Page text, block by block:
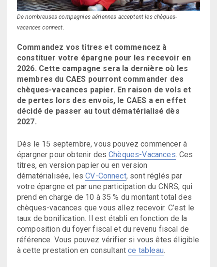
De nombreuses compagnies aériennes acceptent les chèques-
vacances connect.
Commandez vos titres et commencez à
constituer votre épargne pour les recevoir en
2026. Cette campagne sera la dernière où les
membres du CAES pourront commander des
chèques-vacances papier. En raison de vols et
de pertes lors des envois, le CAES a en effet
décidé de passer au tout dématérialisé dès
2027.
Dès le 15 septembre, vous pouvez commencer à
épargner pour obtenir desChèques-Vacances. Ces
titres, en version papier ou en version
dématérialisée, lesCV-Connect, sont réglés par
votre épargne et par une participation du CNRS, qui
prend en charge de 10 à 35 % du montant total des
chèques-vacances que vous allez recevoir. C’est le
taux de bonification. Il est établi en fonction de la
composition du foyer fiscal et du revenu fiscal de
référence. Vous pouvez vérifier si vous êtes éligible
à cette prestation en consultantce tableau.